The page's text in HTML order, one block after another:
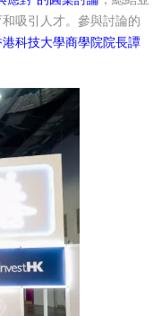
吸引人才。參與討論的
科技大學商學院院長譚